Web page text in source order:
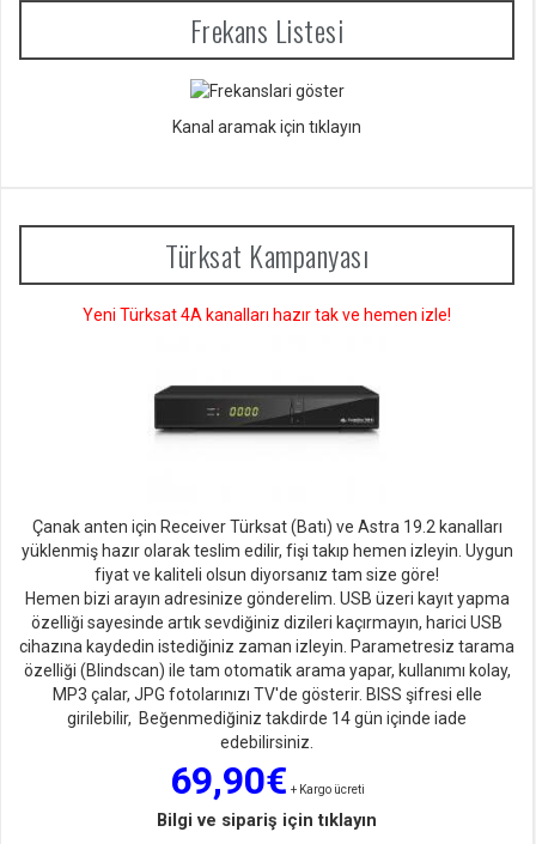
Frekans Listesi
Kanal aramak için tıklayın
Türksat Kampanyası
Yeni Türksat 4A kanalları hazır tak ve hemen izle!
Çanak anten için Receiver Türksat (Batı) ve Astra 19.2 kanalları
yüklenmiş hazır olarak teslim edilir, fişi takıp hemen izleyin. Uygun
fiyat ve kaliteli olsun diyorsanız tam size göre!
Hemen bizi arayın adresinize gönderelim. USB üzeri kayıt yapma
özelliği sayesinde artık sevdiğiniz dizileri kaçırmayın, harici USB
cihazına kaydedin istediğiniz zaman izleyin. Parametresiz tarama
özelliği (Blindscan) ile tam otomatik arama yapar, kullanımı kolay,
MP3 çalar, JPG fotolarınızı TV'de gösterir. BISS şifresi elle
girilebilir, Beğenmediğiniz takdirde 14 gün içinde iade
edebilirsiniz.
69,90€ + Kargo ücreti
Bilgi ve sipariş için tıklayın